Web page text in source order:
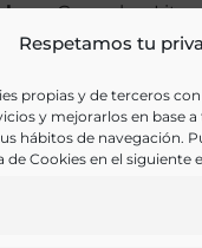
Respetamos tu
propias y de terceros
y mejorarlos en base
hábitos de navegación.
Cookies en el siguiente
Caracoles,
Ir a versión